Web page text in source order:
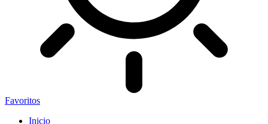
Favoritos
Inicio